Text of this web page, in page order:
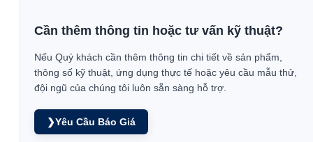
Cần thêm thông tin hoặc tư vấn kỹ thuật?
Nếu Quý khách cần thêm thông tin chi tiết về sản phẩm,
thông số kỹ thuật, ứng dụng thực tế hoặc yêu cầu mẫu thử,
đội ngũ của chúng tôi luôn sẵn sàng hỗ trợ.
❯Yêu Cầu Báo Giá